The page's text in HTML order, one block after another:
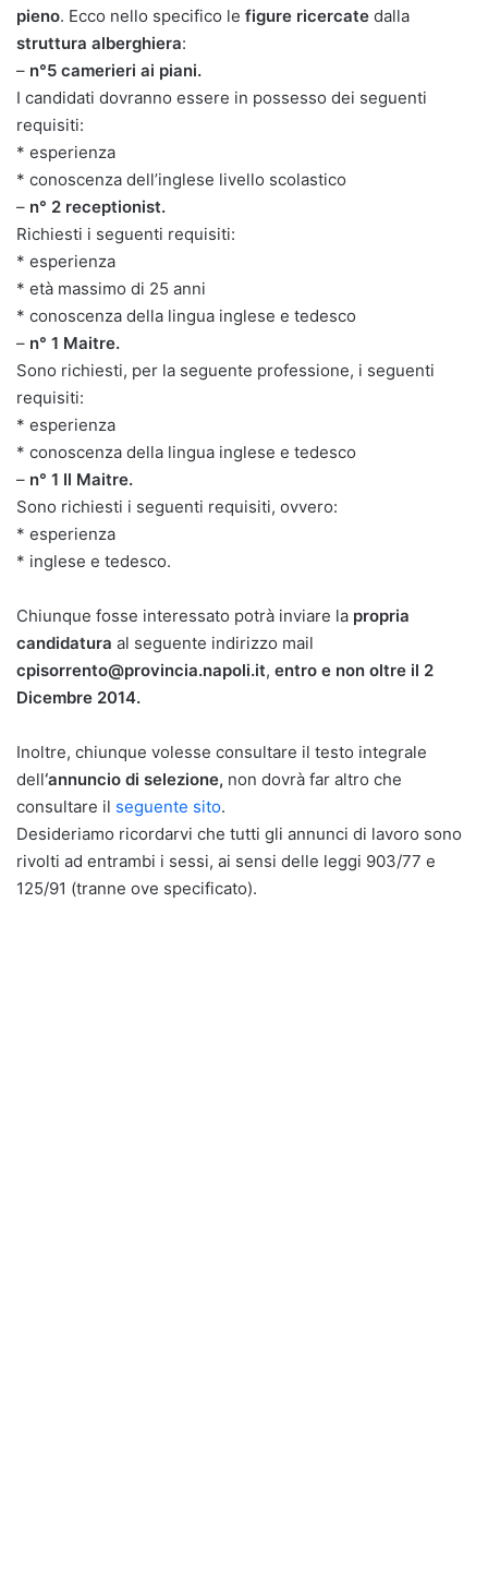
pieno. Ecco nello specifico le figure ricercate dalla
struttura alberghiera:
– n°5 camerieri ai piani.
I candidati dovranno essere in possesso dei seguenti
requisiti:
* esperienza
* conoscenza dell’inglese livello scolastico
– n° 2 receptionist.
Richiesti i seguenti requisiti:
* esperienza
* età massimo di 25 anni
* conoscenza della lingua inglese e tedesco
– n° 1 Maitre.
Sono richiesti, per la seguente professione, i seguenti
requisiti:
* esperienza
* conoscenza della lingua inglese e tedesco
– n° 1 Il Maitre.
Sono richiesti i seguenti requisiti, ovvero:
* esperienza
* inglese e tedesco.
Chiunque fosse interessato potrà inviare la propria
candidatura al seguente indirizzo mail
cpisorrento@provincia.napoli.it, entro e non oltre il 2
Dicembre 2014.
Inoltre, chiunque volesse consultare il testo integrale
dell‘annuncio di selezione, non dovrà far altro che
consultare il seguente sito.
Desideriamo ricordarvi che tutti gli annunci di lavoro sono
rivolti ad entrambi i sessi, ai sensi delle leggi 903/77 e
125/91 (tranne ove specificato).